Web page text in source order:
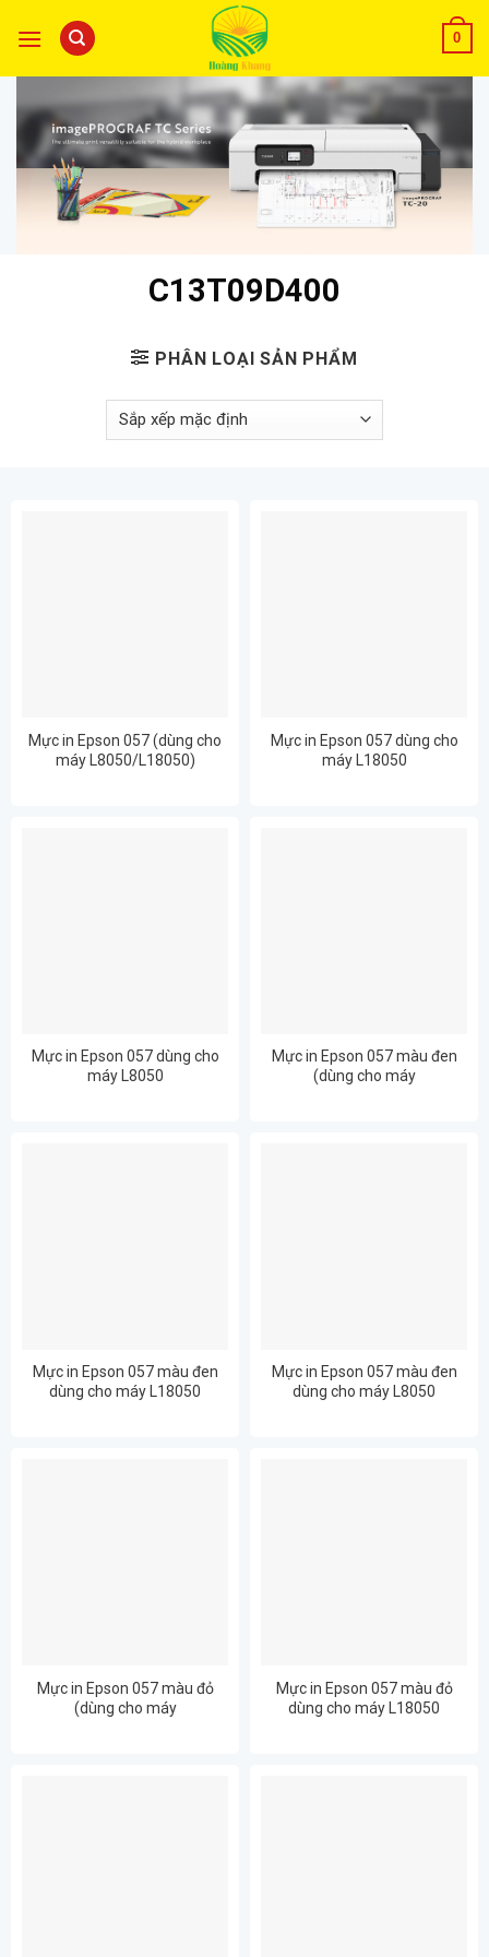
0
C13T09D400
PHÂN LOẠI SẢN PHẨM
Mực in Epson 057 (dùng cho
máy L8050/L18050)
Mực in Epson 057 dùng cho
máy L18050
Mực in Epson 057 dùng cho
máy L8050
Mực in Epson 057 màu đen
(dùng cho máy
Mực in Epson 057 màu đen
dùng cho máy L18050
Mực in Epson 057 màu đen
dùng cho máy L8050
Mực in Epson 057 màu đỏ
(dùng cho máy
Mực in Epson 057 màu đỏ
dùng cho máy L18050